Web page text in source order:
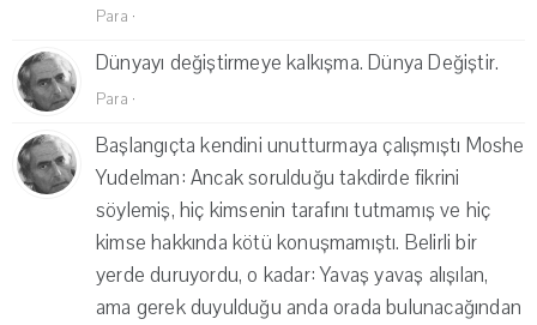
Para ·
Dünyayı değiştirmeye kalkışma. Dünya Değiştir.
Para ·
Başlangıçta kendini unutturmaya çalışmıştı Moshe
Yudelman: Ancak sorulduğu takdirde fikrini
söylemiş, hiç kimsenin tarafını tutmamış ve hiç
kimse hakkında kötü konuşmamıştı. Belirli bir
yerde duruyordu, o kadar: Yavaş yavaş alışılan,
ama gerek duyulduğu anda orada bulunacağından